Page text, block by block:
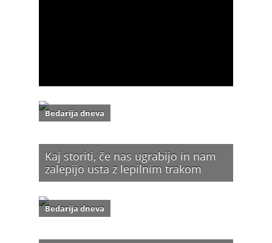
Kaj storiti, če nas ugrabijo in nam
zalepijo usta z lepilnim trakom
Bedarija dneva
Bedarija dneva